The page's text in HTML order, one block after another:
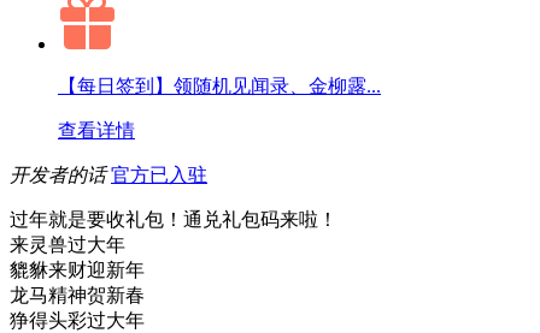
【每日签到】领随机见闻录、金柳露...
查看详情
开发者的话 官方已入驻
过年就是要收礼包！通兑礼包码来啦！
来灵兽过大年
貔貅来财迎新年
龙马精神贺新春
狰得头彩过大年